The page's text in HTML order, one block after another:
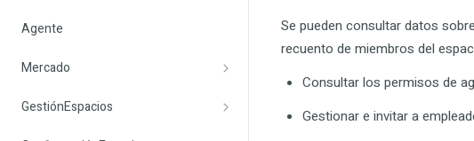
Agente
Mercado
GestiónEspacios
Se pueden consultar datos
recuento de miembros del
Consultar los permisos de
Gestionar e invitar a